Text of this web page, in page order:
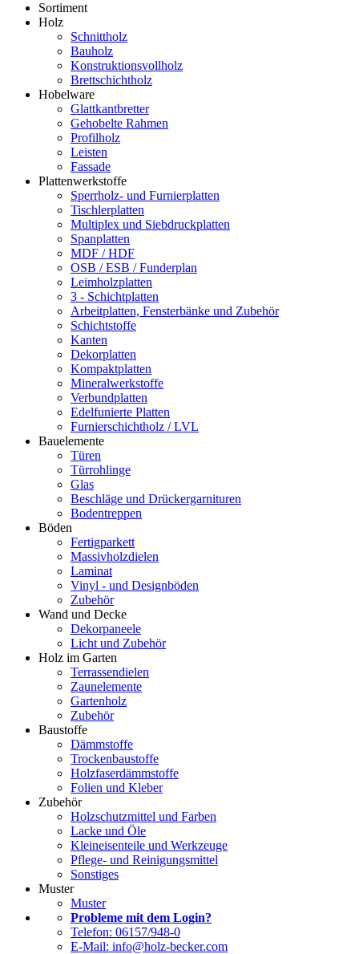
Sortiment
Holz
Schnittholz
Bauholz
Konstruktionsvollholz
Brettschichtholz
Hobelware
Glattkantbretter
Gehobelte Rahmen
Profilholz
Leisten
Fassade
Plattenwerkstoffe
Sperrholz- und Furnierplatten
Tischlerplatten
Multiplex und Siebdruckplatten
Spanplatten
MDF / HDF
OSB / ESB / Funderplan
Leimholzplatten
3 - Schichtplatten
Arbeitplatten, Fensterbänke und Zubehör
Schichtstoffe
Kanten
Dekorplatten
Kompaktplatten
Mineralwerkstoffe
Verbundplatten
Edelfunierte Platten
Furnierschichtholz / LVL
Bauelemente
Türen
Türrohlinge
Glas
Beschläge und Drückergarnituren
Bodentreppen
Böden
Fertigparkett
Massivholzdielen
Laminat
Vinyl - und Designböden
Zubehör
Wand und Decke
Dekorpaneele
Licht und Zubehör
Holz im Garten
Terrassendielen
Zaunelemente
Gartenholz
Zubehör
Baustoffe
Dämmstoffe
Trockenbaustoffe
Holzfaserdämmstoffe
Folien und Kleber
Zubehör
Holzschutzmittel und Farben
Lacke und Öle
Kleineisenteile und Werkzeuge
Pflege- und Reinigungsmittel
Sonstiges
Muster
Muster
Probleme mit dem Login?
Telefon: 06157/948-0
E-Mail: info@holz-becker.com